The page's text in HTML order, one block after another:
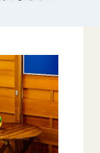
ついて
内検索